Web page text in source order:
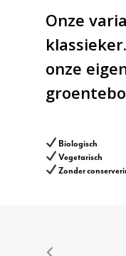
Onze
onze
Biologisch
Vegetarisch
Zonder